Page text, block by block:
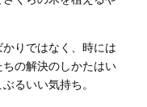
りではなく、時には
の解決のしかたはい
るいい気持ち。